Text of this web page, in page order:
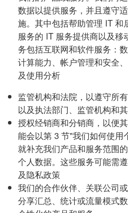
数据以提供服务，并且遵守
施。其中包括帮助管理 IT 和
服务的 IT 服务提供商以及移
务包括互联网和软件服务：
计算能力、帐户管理和安全
及使用分析
监管机构和法院，以遵守所
以及执法部门、监管机构和
授权经销商和分销商，以便
能会以第 3 节"我们如何使用
就补充我们产品和服务范围
个人数据。这些服务可能需
及隐私政策
我们的合作伙伴、关联公司
分享汇总、统计或流量模式